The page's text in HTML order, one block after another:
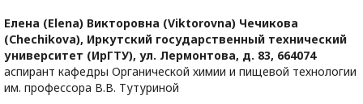
Елена (Elena) Викторовна (Viktorovna) Чечикова
(Chechikova), Иркутский государственный технический
университет (ИрГТУ), ул. Лермонтова, д. 83, 664074
аспирант кафедры Органической химии и пищевой технологии
им. профессора В.В. Тутуриной